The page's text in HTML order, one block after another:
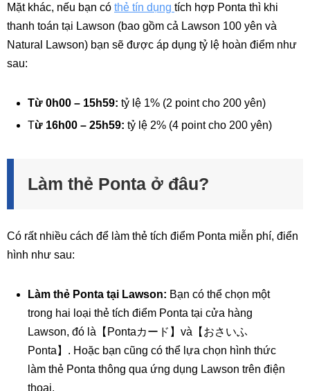
Mặt khác, nếu bạn có thẻ tín dụng tích hợp Ponta thì khi
thanh toán tại Lawson (bao gồm cả Lawson 100 yên và
Natural Lawson) bạn sẽ được áp dụng tỷ lệ hoàn điểm như
sau:
Từ 0h00 – 15h59: tỷ lệ 1% (2 point cho 200 yên)
Từ 16h00 – 25h59: tỷ lệ 2% (4 point cho 200 yên)
Làm thẻ Ponta ở đâu?
Có rất nhiều cách để làm thẻ tích điểm Ponta miễn phí, điển
hình như sau:
Làm thẻ Ponta tại Lawson: Bạn có thể chọn một
trong hai loại thẻ tích điểm Ponta tại cửa hàng
Lawson, đó là【Pontaカード】và【おさいふ
Ponta】. Hoặc bạn cũng có thể lựa chọn hình thức
làm thẻ Ponta thông qua ứng dụng Lawson trên điện
thoại.